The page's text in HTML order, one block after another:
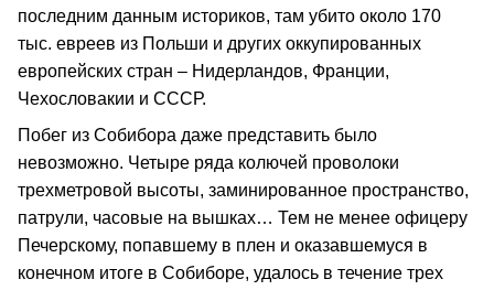
последним данным историков, там убито около 170
тыс. евреев из Польши и других оккупированных
европейских стран – Нидерландов, Франции,
Чехословакии и СССР.
Побег из Собибора даже представить было
невозможно. Четыре ряда колючей проволоки
трехметровой высоты, заминированное пространство,
патрули, часовые на вышках… Тем не менее офицеру
Печерскому, попавшему в плен и оказавшемуся в
конечном итоге в Собиборе, удалось в течение трех